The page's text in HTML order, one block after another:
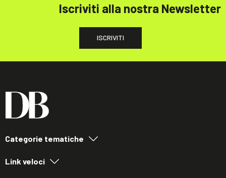
Iscriviti alla nostra Newsletter
ISCRIVITI
Categorie tematiche
Link veloci